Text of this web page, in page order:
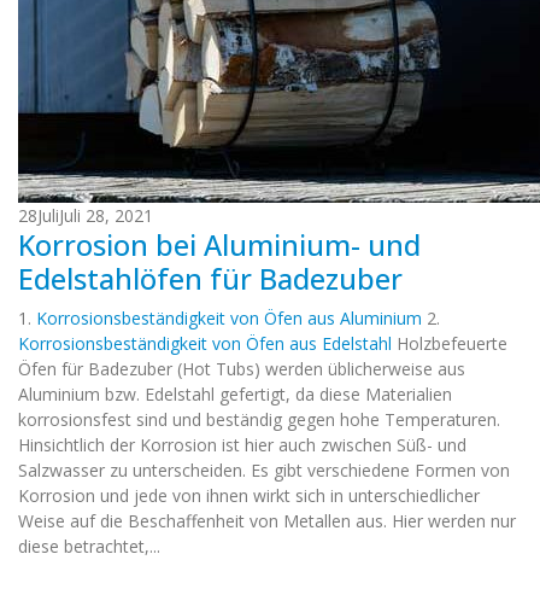
28JuliJuli 28, 2021
Korrosion bei Aluminium- und
Edelstahlöfen für Badezuber
1. Korrosionsbeständigkeit von Öfen aus Aluminium 2.
Korrosionsbeständigkeit von Öfen aus Edelstahl Holzbefeuerte
Öfen für Badezuber (Hot Tubs) werden üblicherweise aus
Aluminium bzw. Edelstahl gefertigt, da diese Materialien
korrosionsfest sind und beständig gegen hohe Temperaturen.
Hinsichtlich der Korrosion ist hier auch zwischen Süß- und
Salzwasser zu unterscheiden. Es gibt verschiedene Formen von
Korrosion und jede von ihnen wirkt sich in unterschiedlicher
Weise auf die Beschaffenheit von Metallen aus. Hier werden nur
diese betrachtet,...